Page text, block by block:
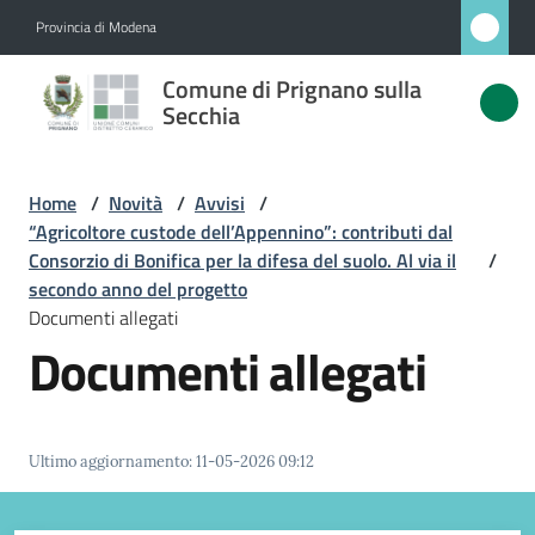
Provincia di Modena
Comune di Prignano sulla
Secchia
Comune
di
sulla
Secchia
Amministrazione
Novità
Servizi
Vivere
Home / Novità / Avvisi /
“Agricoltore custode dell’Appennino”: contributi dal
Consorzio di Bonifica per la difesa del suolo. Al via il
secondo anno del progetto
/
Documenti allegati
Documenti allegati
Ultimo aggiornamento:11-05-2026 09:12